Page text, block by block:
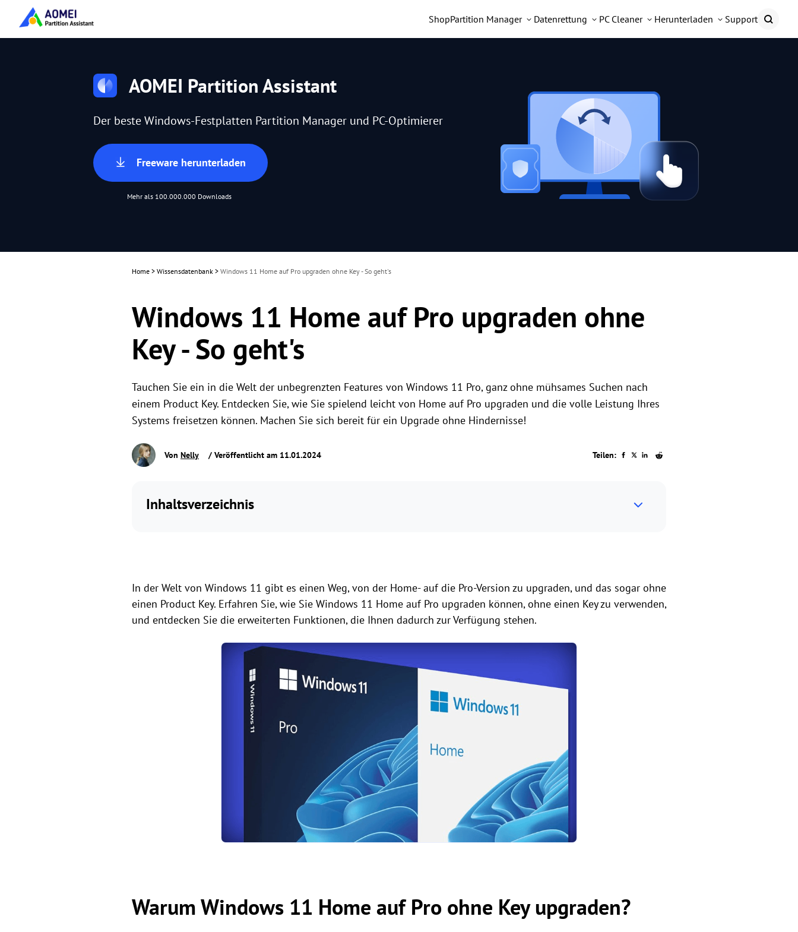
ShopPartition Manager Datenrettung PC Cleaner Herunterladen Support
AOMEI Partition Assistant
Der beste Windows-Festplatten Partition Manager und PC-Optimierer
Freeware herunterladen
Mehr als 100.000.000 Downloads
Home > Wissensdatenbank > Windows 11 Home auf Pro upgraden ohne Key - So geht's
Windows 11 Home auf Pro upgraden ohne
Key - So geht's
Tauchen Sie ein in die Welt der unbegrenzten Features von Windows 11 Pro, ganz ohne mühsames Suchen nach
einem Product Key. Entdecken Sie, wie Sie spielend leicht von Home auf Pro upgraden und die volle Leistung Ihres
Systems freisetzen können. Machen Sie sich bereit für ein Upgrade ohne Hindernisse!
Von Nelly / Veröffentlicht am 11.01.2024 Teilen:
Inhaltsverzeichnis
In der Welt von Windows 11 gibt es einen Weg, von der Home- auf die Pro-Version zu upgraden, und das sogar ohne
einen Product Key. Erfahren Sie, wie Sie Windows 11 Home auf Pro upgraden können, ohne einen Key zu verwenden,
und entdecken Sie die erweiterten Funktionen, die Ihnen dadurch zur Verfügung stehen.
Warum Windows 11 Home auf Pro ohne Key upgraden?